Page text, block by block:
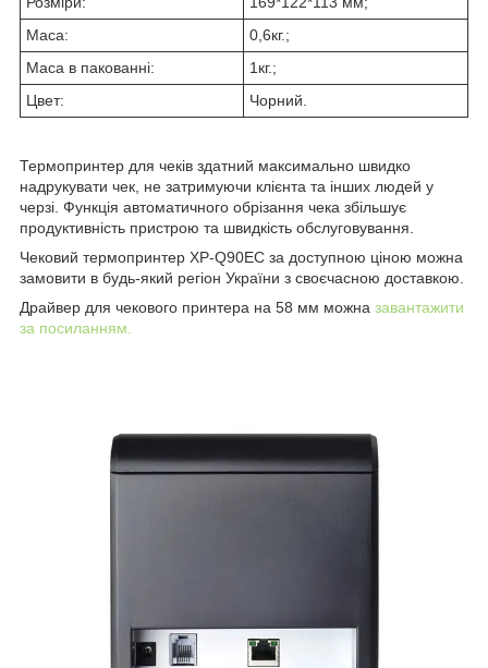
Маса:
0,6кг.;
Маса в пакованні:
1кг.;
Цвет:
Чорний.
Термопринтер для чеків здатний максимально швидко
надрукувати чек, не затримуючи клієнта та інших людей у
черзі. Функція автоматичного обрізання чека збільшує
продуктивність пристрою та швидкість обслуговування.
Чековий термопринтер XP-Q90EC за доступною ціною можна
замовити в будь-який регіон України з своєчасною доставкою.
Драйвер для чекового принтера на 58 мм можна завантажити
за посиланням.